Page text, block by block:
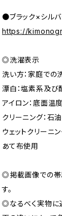
●ブラック×シルバ
https://
◎洗濯表示
洗い方：家庭での
漂白：塩素系及
アイロン：底面温
クリーニング：石
ウェットクリーニ
あて布使用
◎掲載画像での帯
す。
◎なるべく実物に